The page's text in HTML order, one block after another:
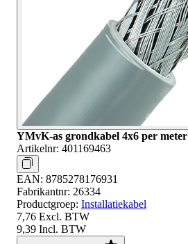
YMvK-as grondkabel 4x6 per meter
Artikelnr: 401169463
EAN: 8785278176931
Fabrikantnr: 26334
Productgroep: Installatiekabel
7,76 Excl. BTW
9,39 Incl. BTW